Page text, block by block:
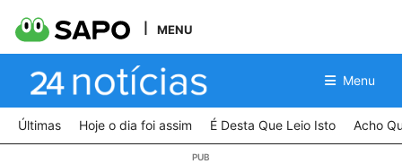
MENU
Menu
Últimas Hoje o dia foi assim É Desta Que Leio Isto Acho